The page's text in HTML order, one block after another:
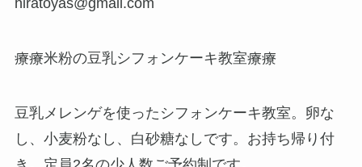
hiratoyas@gmail.com
療療米粉の豆乳シフォンケーキ教室療療
豆乳メレンゲを使ったシフォンケーキ教室。卵な
し、小麦粉なし、白砂糖なしです。お持ち帰り付